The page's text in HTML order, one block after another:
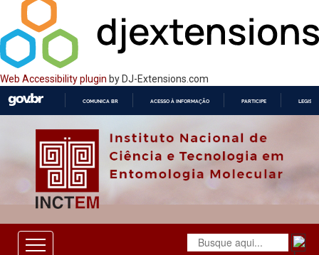
Web Accessibility plugin by DJ-Extensions.com
O
COMUNICA BR ACESSO À INFORMAÇÃO PARTICIPE